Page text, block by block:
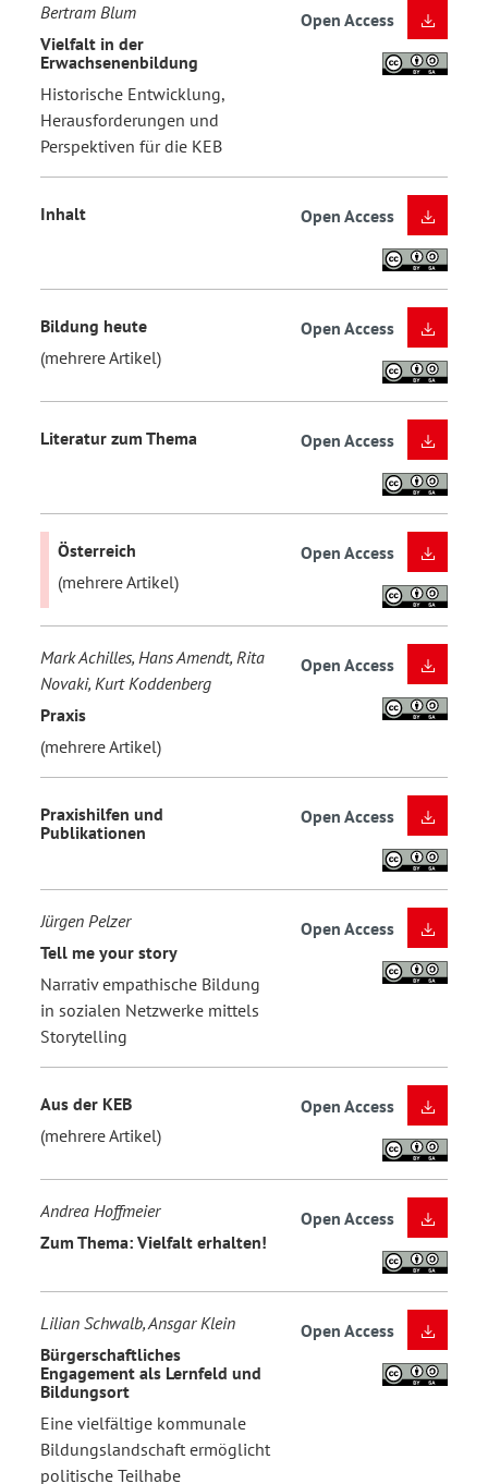
Bertram Blum
Vielfalt in der
Erwachsenenbildung
Historische Entwicklung,
Herausforderungen und
Perspektiven für die KEB
Open Access
Inhalt Open Access
Bildung heute
(mehrere Artikel)
Open Access
Literatur zum Thema Open Access
Österreich
(mehrere Artikel)
Open Access
Mark Achilles, Hans Amendt, Rita
Novaki, Kurt Koddenberg
Praxis
(mehrere Artikel)
Open Access
Praxishilfen und
Publikationen
Open Access
Jürgen Pelzer
Tell me your story
Narrativ empathische Bildung
in sozialen Netzwerke mittels
Storytelling
Open Access
Aus der KEB
(mehrere Artikel)
Open Access
Andrea Hoffmeier
Zum Thema: Vielfalt erhalten!
Open Access
Lilian Schwalb, Ansgar Klein
Bürgerschaftliches
Engagement als Lernfeld und
Bildungsort
Eine vielfältige kommunale
Bildungslandschaft ermöglicht
politische Teilhabe
Open Access